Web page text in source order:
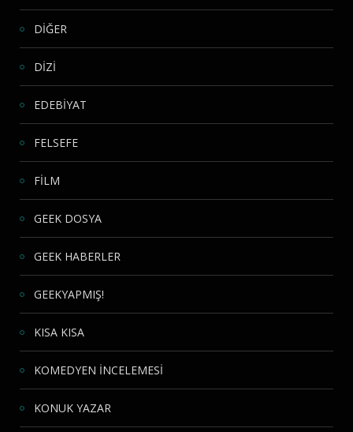
DİĞER
DİZİ
EDEBİYAT
FELSEFE
FİLM
GEEK DOSYA
GEEK HABERLER
GEEKYAPMIŞ!
KISA KISA
KOMEDYEN İNCELEMESİ
KONUK YAZAR